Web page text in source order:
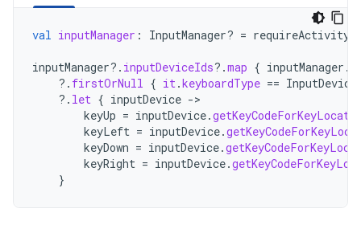
val inputManager : InputManager? = requireActivity
inputManager?. inputDeviceIds?.map { inputManager .
?. firstOrNull { it.keyboardType == InputDevice
?. let { inputDevice -
keyUp = inputDevice.
keyLeft = inputDevice.
keyDown = inputDevice.
keyRight = inputDevice.
}